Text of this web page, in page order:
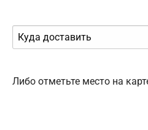
Либо отметьте место на